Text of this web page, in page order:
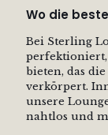
Wo die
Bei Sterling
perfektioniert,
bieten, das
verkörpert.
unsere
nahtlos und